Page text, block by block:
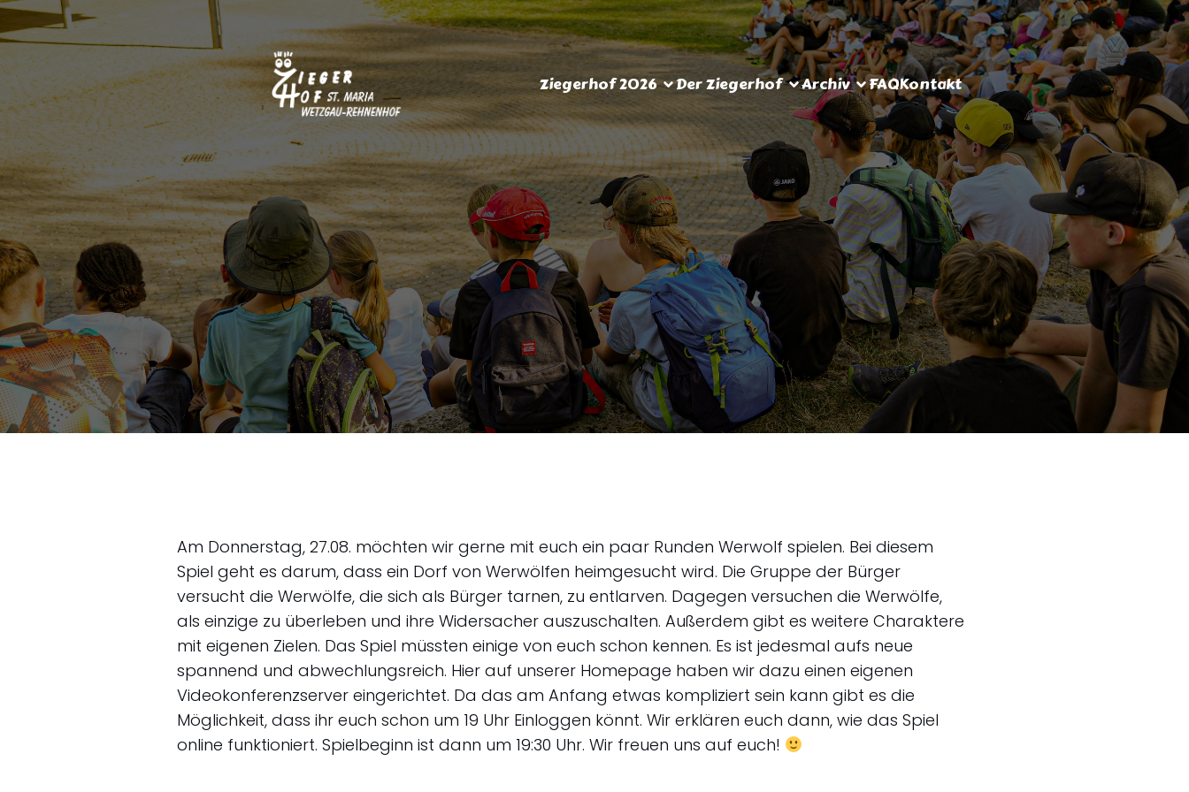
Ziegerhof 2026 Der Ziegerhof Archiv FAQKontakt
Am Donnerstag, 27.08. möchten wir gerne mit euch ein paar Runden Werwolf spielen. Bei diesem
Spiel geht es darum, dass ein Dorf von Werwölfen heimgesucht wird. Die Gruppe der Bürger
versucht die Werwölfe, die sich als Bürger tarnen, zu entlarven. Dagegen versuchen die Werwölfe,
als einzige zu überleben und ihre Widersacher auszuschalten. Außerdem gibt es weitere Charaktere
mit eigenen Zielen. Das Spiel müssten einige von euch schon kennen. Es ist jedesmal aufs neue
spannend und abwechlungsreich. Hier auf unserer Homepage haben wir dazu einen eigenen
Videokonferenzserver eingerichtet. Da das am Anfang etwas kompliziert sein kann gibt es die
Möglichkeit, dass ihr euch schon um 19 Uhr Einloggen könnt. Wir erklären euch dann, wie das Spiel
online funktioniert. Spielbeginn ist dann um 19:30 Uhr. Wir freuen uns auf euch!